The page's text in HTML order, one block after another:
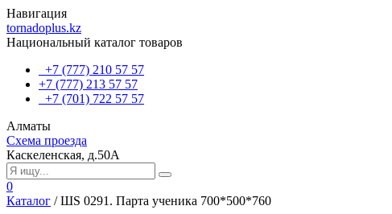
Навигация
tornadoplus.kz
Национальный каталог товаров
+7 (777) 210 57 57
+7 (777) 213 57 57
+7 (701) 722 57 57
Алматы
Схема проезда
Каскеленская, д.50А
0
Каталог /ШS 0291. Парта ученика 700*500*760